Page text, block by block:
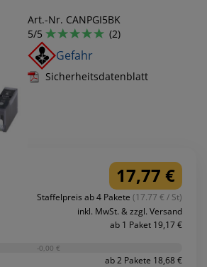
Art.-Nr. CANPGI5BK
5/5
(2)
Gefahr
Sicherheitsdatenblatt
17,77 €
Staffelpreis ab 4 Pakete (17.77 € / St)
inkl. MwSt. & zzgl. Versand
ab 1 Paket 19,17 €
-0,00 €
ab 2 Pakete 18,68 €